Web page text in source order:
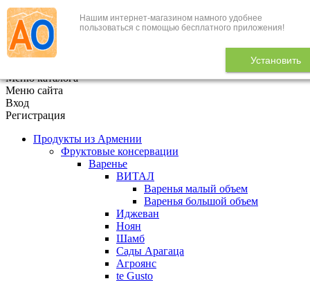
Нашим интернет-магазином намного удобнее
пользоваться с помощью бесплатного приложения!
Установить
+7 (495) 646-888-1
В корзине 0
Меню каталога
Меню сайта
Вход
Регистрация
Продукты из Армении
Фруктовые консервации
Варенье
ВИТАЛ
Варенья малый объем
Варенья большой объем
Иджеван
Ноян
Шамб
Сады Арагаца
Агроянс
te Gusto